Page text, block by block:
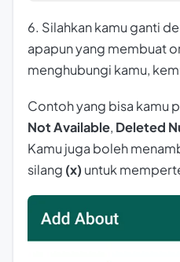
6. Silahkan kamu ganti
apapun yang membuat
menghubungi kamu,
Contoh yang bisa kamu
Not Available, Deleted
Kamu juga boleh
silang (x)untuk